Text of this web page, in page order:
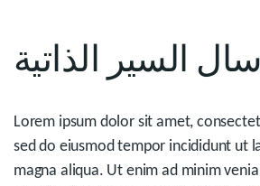
السير الذاتية
Lorem ipsum dolor sit amet,
sed do eiusmod tempor incididunt ut
magna aliqua. Ut enim ad minim